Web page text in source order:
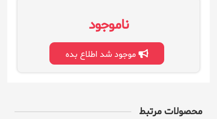
ناموجود
موجود شد اطلاع بده
محصولات مرتبط